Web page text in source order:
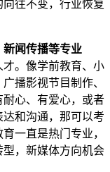
往不变，行业恢复
闻传播等专业
。像学前教育、小
播影视节目制作、
心、有爱心，或者
和沟通，那可以考
一直是热门专业，
，新媒体方向机会